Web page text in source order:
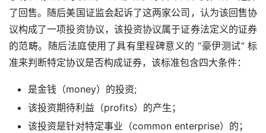
了回售。随后美国证监会起诉了这两家公司，认为该回售协
议构成了一项投资协议，该投资协议属于证券法定义的证券
的范畴。随后法庭使用了具有里程碑意义的 “豪伊测试” 标
准来判断特定协议是否构成证券，该标准包含四大条件：
是金钱（money）的投资;
该投资期待利益（profits）的产生；
该投资是针对特定事业（common enterprise）的；